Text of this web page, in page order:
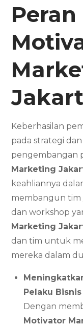
Keberhasilan
pada strategi
pengembangan
Marketing
keahliannya
membangun tim
dan workshop
Marketing
dan tim untuk
mereka dalam
Pelaku Bisnis
Dengan
Motivator